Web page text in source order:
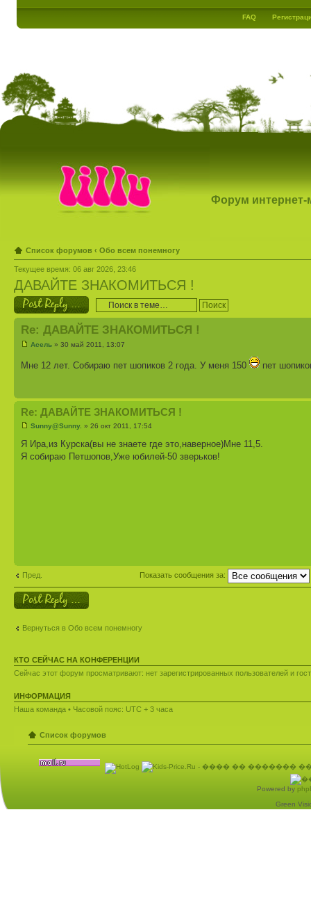
FAQ
Форум интернет-
Список форумов ‹ Обо всем понемногу
Текущее время: 06 авг 2026, 23:46
ДАВАЙТЕ ЗНАКОМИТЬСЯ !
Ответить
Re: ДАВАЙТЕ ЗНАКОМИТЬСЯ !
Асель » 30 май 2011, 13:07
Мне 12 лет. Собираю пет шопиков 2 года. У меня 150 пет
Re: ДАВАЙТЕ ЗНАКОМИТЬСЯ !
Sunny@Sunny. » 26 окт 2011, 17:54
Я Ира,из Курска(вы не знаете где это,наверное)Мне 11,5.
Я собираю Петшопов,Уже юбилей-50 зверьков!
Пред. Показать сообщения за:
Ответить
Вернуться в Обо всем понемногу
КТО СЕЙЧАС НА КОНФЕРЕНЦИИ
Сейчас этот форум просматривают: нет зарегистрированных пользователей и
ИНФОРМАЦИЯ
Наша команда • Часовой пояс: UTC + 3 часа
Список форумов
Powered by
Green